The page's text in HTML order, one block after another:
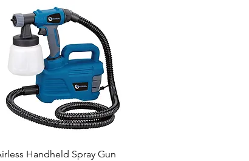
Schnellansicht
Handheld Spray Gun